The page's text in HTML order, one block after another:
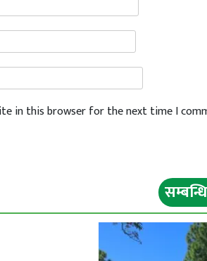
in this browser for the next time I
रनले विजयी